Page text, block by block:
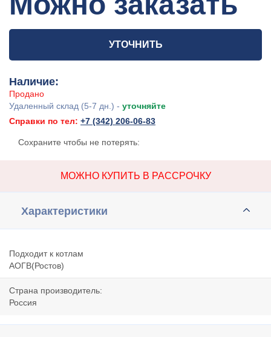
УТОЧНИТЬ
Наличие:
Продано
Удаленный склад (5-7 дн.) - уточняйте
Справки по тел: +7 (342) 206-06-83
Сохраните чтобы не потерять:
МОЖНО КУПИТЬ В РАССРОЧКУ
Характеристики
Подходит к котлам
АОГВ(Ростов)
Страна производитель:
Россия